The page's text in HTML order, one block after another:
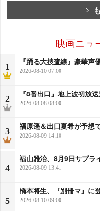
映画ニュ
1
『踊る大捜査線』豪華声
2026-08-10 07:00
2
『8番出口』地上波初放
2026-08-08 08:00
3
福原遥＆出口夏希が予想
2026-08-09 14:10
4
福山雅治、8月9日サプラ
2026-08-09 13:41
5
橋本将生、『別冊マ』に
2026-08-10 09:00